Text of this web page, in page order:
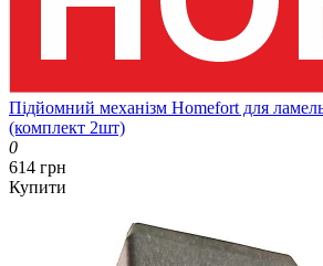
Підйомний механізм Homefort для
(комплект 2шт)
0
614 грн
Купити